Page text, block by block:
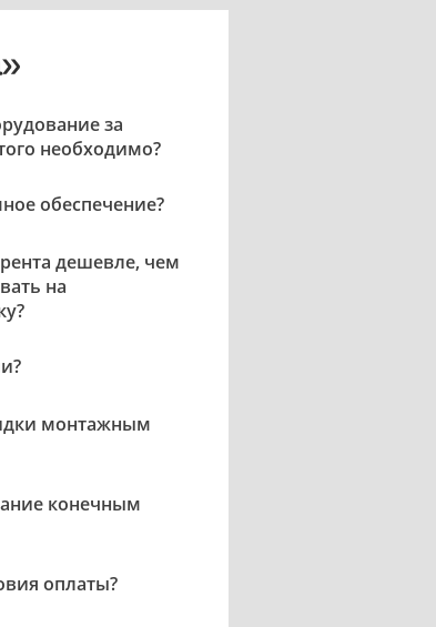
за
необходимо?
обеспечение?
дешевле, чем
на
монтажным
конечным
оплаты?